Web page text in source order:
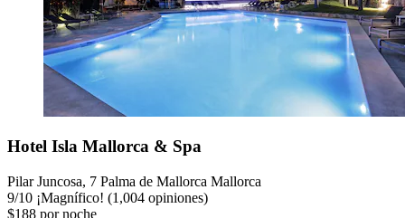
Hotel Isla Mallorca & Spa
Pilar Juncosa, 7 Palma de Mallorca Mallorca
9/10 ¡Magnífico! (1,004 opiniones)
$188 por noche